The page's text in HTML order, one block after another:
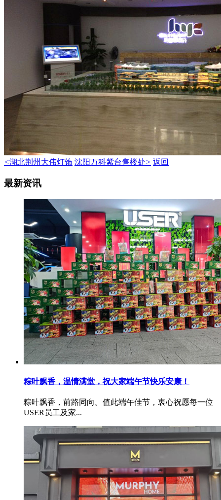
<湖北荆州大伟灯饰 沈阳万科紫台售楼处> 返回
最新资讯
粽叶飘香，温情满堂，祝大家端午节快乐安康！
粽叶飘香，前路同向。值此端午佳节，衷心祝愿每一位
USER员工及家...